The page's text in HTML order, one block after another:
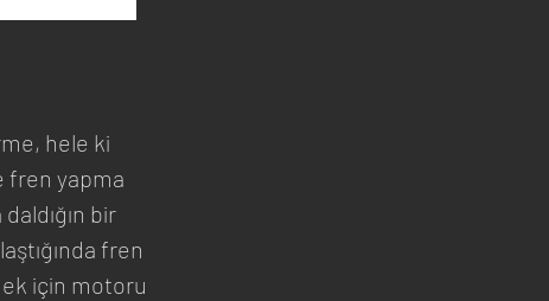
hele ki
fren yapma
bir
fren
için motoru